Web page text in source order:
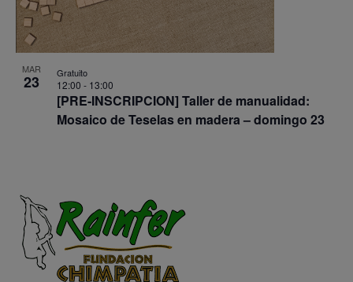
MAR
23
[PRE-INSCRIPCION] Taller de manualidad:
Mosaico de Teselas en madera – domingo 23
12:00 - 13:00
Gratuito